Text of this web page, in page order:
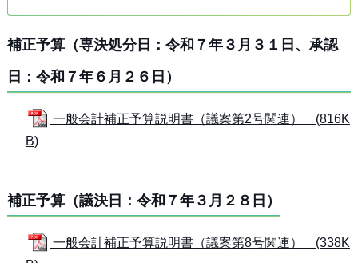
補正予算（専決処分日：令和７年３月３１日、承認
日：令和７年６月２６日）
一般会計補正予算説明書（議案第2号関連） (816K
B)
補正予算（議決日：令和７年３月２８日）
一般会計補正予算説明書（議案第8号関連） (338K